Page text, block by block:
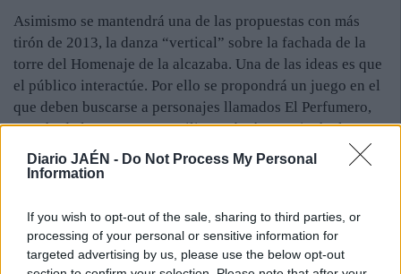
Diario JAÉN - Do Not Process My Personal
Information
If you wish to opt-out of the sale, sharing to third parties, or
processing of your personal or sensitive information for
targeted advertising by us, please use the below opt-out
Asimismo se mantendrá una de las propuestas con más
tirón de 2013, la danza “vertical” sobre la fachada de la
torre del Homenaje de la alcazaba. Una de las ideas es que
el público interactúe. Por ello se propondrá un juego en el
que deben buscarse a personajes llamados El Perfumero,
Ramón de los Bosques y Etilio.José López animó a los
vecinos de Alcalá, del resto de la provincia y de
municipios próximos de Granada y Córdoba a que
colectivos y empresas de la ciudad. Habrá un servicio de
transporte gratuito en autobús, con salidas desde la zona
de la iglesia de San Antón, que estará activo cada jornada